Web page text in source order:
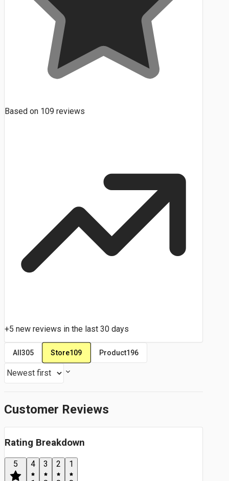
Based on 109 reviews
+5 new reviews in the last 30 days
All 305 Store109 Product196
Customer Reviews
Rating Breakdown
5
4
3
2
1